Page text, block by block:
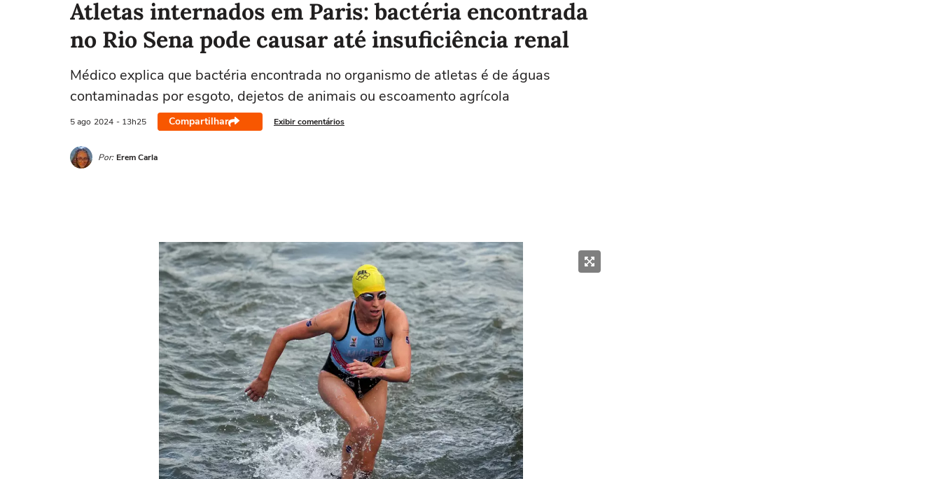
Atletas internados em Paris: bactéria encontrada
no Rio Sena pode causar até insuficiência renal
Médico explica que bactéria encontrada no organismo de atletas é de águas
contaminadas por esgoto, dejetos de animais ou escoamento agrícola
5 ago 2024 - 13h25 Compartilhar Exibir comentários
Por: Erem Carla